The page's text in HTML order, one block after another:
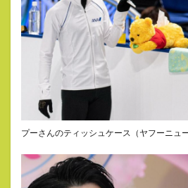
プーさんのティッシュケース（ヤフーニュ